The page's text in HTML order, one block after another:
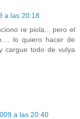
a las 20:18
re piola... pero el
lo quiero hacer de
cargue todo de vulya
a las 20:40